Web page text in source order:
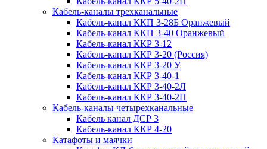
Кабель-каналы трехканальные
Кабель-канал ККП 3-28Б Оранжевый
Кабель-канал ККП 3-40 Оранжевый
Кабель-канал ККР 3-12
Кабель-канал ККР 3-20 (Россия)
Кабель-канал ККР 3-20 У
Кабель-канал ККР 3-40-1
Кабель-канал ККР 3-40-2Л
Кабель-канал ККР 3-40-2П
Кабель-каналы четырехканальные
Кабель канал ДСР 3
Кабель-канал ККР 4-20
Катафоты и маячки